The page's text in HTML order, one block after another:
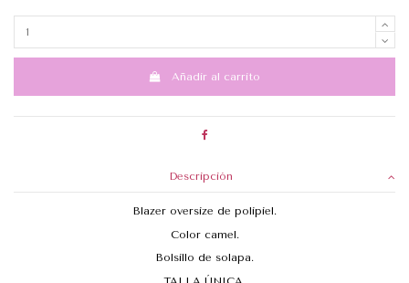
Añadir al carrito
Descripción
Blazer oversize de polipiel.
Color camel.
Bolsillo de solapa.